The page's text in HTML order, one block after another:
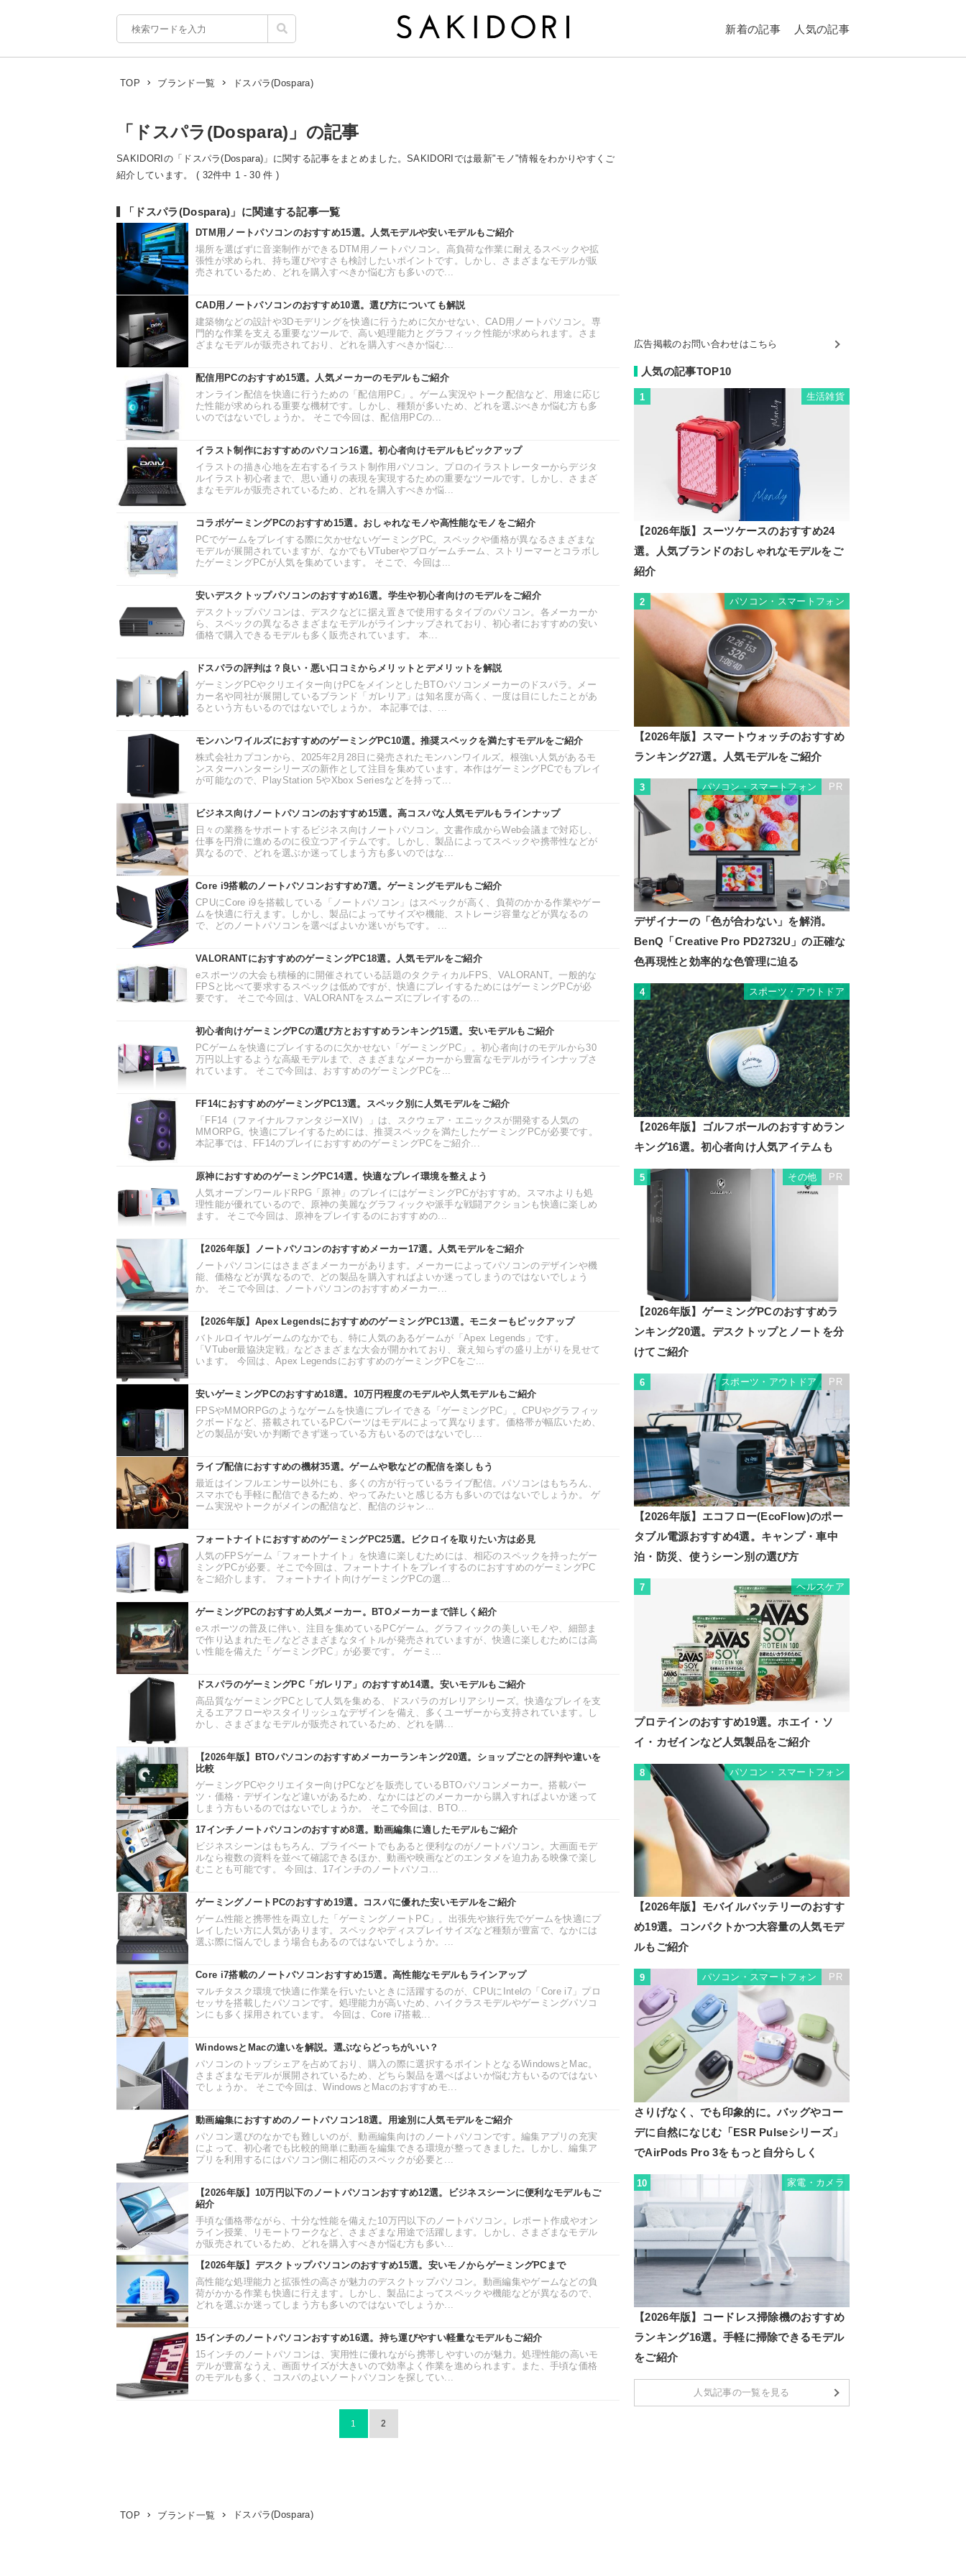
新着の記事 人気の記事
TOP ブランド一覧 ドスパラ(Dospara)
「ドスパラ(Dospara)」の記事
SAKIDORIの「ドスパラ(Dospara)」に関する記事をまとめました。SAKIDORIでは最新"モノ"情報をわかりやすくご
紹介しています。 ( 32件中 1 - 30 件 )
「ドスパラ(Dospara)」に関連する記事一覧
DTM用ノートパソコンのおすすめ15選。人気モデルや安いモデルもご紹介
場所を選ばずに音楽制作ができるDTM用ノートパソコン。高負荷な作業に耐えるスペックや拡
張性が求められ、持ち運びやすさも検討したいポイントです。しかし、さまざまなモデルが販
売されているため、どれを購入すべきか悩む方も多いので...
CAD用ノートパソコンのおすすめ10選。選び方についても解説
建築物などの設計や3Dモデリングを快適に行うために欠かせない、CAD用ノートパソコン。専
門的な作業を支える重要なツールで、高い処理能力とグラフィック性能が求められます。さま
ざまなモデルが販売されており、どれを購入すべきか悩む...
配信用PCのおすすめ15選。人気メーカーのモデルもご紹介
オンライン配信を快適に行うための「配信用PC」。ゲーム実況やトーク配信など、用途に応じ
た性能が求められる重要な機材です。しかし、種類が多いため、どれを選ぶべきか悩む方も多
いのではないでしょうか。 そこで今回は、配信用PCの...
イラスト制作におすすめのパソコン16選。初心者向けモデルもピックアップ
イラストの描き心地を左右するイラスト制作用パソコン。プロのイラストレーターからデジタ
ルイラスト初心者まで、思い通りの表現を実現するための重要なツールです。しかし、さまざ
まなモデルが販売されているため、どれを購入すべきか悩...
コラボゲーミングPCのおすすめ15選。おしゃれなモノや高性能なモノをご紹介
PCでゲームをプレイする際に欠かせないゲーミングPC。スペックや価格が異なるさまざまな
モデルが展開されていますが、なかでもVTuberやプロゲームチーム、ストリーマーとコラボし
たゲーミングPCが人気を集めています。 そこで、今回は...
安いデスクトップパソコンのおすすめ16選。学生や初心者向けのモデルをご紹介
デスクトップパソコンは、デスクなどに据え置きで使用するタイプのパソコン。各メーカーか
ら、スペックの異なるさまざまなモデルがラインナップされており、初心者におすすめの安い
価格で購入できるモデルも多く販売されています。 本...
ドスパラの評判は？良い・悪い口コミからメリットとデメリットを解説
ゲーミングPCやクリエイター向けPCをメインとしたBTOパソコンメーカーのドスパラ。メー
カー名や同社が展開しているブランド「ガレリア」は知名度が高く、一度は目にしたことがあ
るという方もいるのではないでしょうか。 本記事では、...
モンハンワイルズにおすすめのゲーミングPC10選。推奨スペックを満たすモデルをご紹介
株式会社カプコンから、2025年2月28日に発売されたモンハンワイルズ。根強い人気があるモ
ンスターハンターシリーズの新作として注目を集めています。本作はゲーミングPCでもプレイ
が可能なので、PlayStation 5やXbox Seriesなどを持って...
ビジネス向けノートパソコンのおすすめ15選。高コスパな人気モデルもラインナップ
日々の業務をサポートするビジネス向けノートパソコン。文書作成からWeb会議まで対応し、
仕事を円滑に進めるのに役立つアイテムです。しかし、製品によってスペックや携帯性などが
異なるので、どれを選ぶか迷ってしまう方も多いのではな...
Core i9搭載のノートパソコンおすすめ7選。ゲーミングモデルもご紹介
CPUにCore i9を搭載している「ノートパソコン」はスペックが高く、負荷のかかる作業やゲー
ムを快適に行えます。しかし、製品によってサイズや機能、ストレージ容量などが異なるの
で、どのノートパソコンを選べばよいか迷いがちです。 ...
VALORANTにおすすめのゲーミングPC18選。人気モデルをご紹介
eスポーツの大会も積極的に開催されている話題のタクティカルFPS、VALORANT。一般的な
FPSと比べて要求するスペックは低めですが、快適にプレイするためにはゲーミングPCが必
要です。 そこで今回は、VALORANTをスムーズにプレイするの...
初心者向けゲーミングPCの選び方とおすすめランキング15選。安いモデルもご紹介
PCゲームを快適にプレイするのに欠かせない「ゲーミングPC」。初心者向けのモデルから30
万円以上するような高級モデルまで、さまざまなメーカーから豊富なモデルがラインナップさ
れています。 そこで今回は、おすすめのゲーミングPCを...
FF14におすすめのゲーミングPC13選。スペック別に人気モデルをご紹介
「FF14（ファイナルファンタジーXIV）」は、スクウェア・エニックスが開発する人気の
MMORPG。快適にプレイするためには、推奨スペックを満たしたゲーミングPCが必要です。
本記事では、FF14のプレイにおすすめのゲーミングPCをご紹介...
原神におすすめのゲーミングPC14選。快適なプレイ環境を整えよう
人気オープンワールドRPG「原神」のプレイにはゲーミングPCがおすすめ。スマホよりも処
理性能が優れているので、原神の美麗なグラフィックや派手な戦闘アクションも快適に楽しめ
ます。 そこで今回は、原神をプレイするのにおすすめの...
【2026年版】ノートパソコンのおすすめメーカー17選。人気モデルをご紹介
ノートパソコンにはさまざまメーカーがあります。メーカーによってパソコンのデザインや機
能、価格などが異なるので、どの製品を購入すればよいか迷ってしまうのではないでしょう
か。 そこで今回は、ノートパソコンのおすすめメーカー...
【2026年版】Apex LegendsにおすすめのゲーミングPC13選。モニターもピックアップ
バトルロイヤルゲームのなかでも、特に人気のあるゲームが「Apex Legends」です。
「VTuber最協決定戦」などさまざまな大会が開かれており、衰え知らずの盛り上がりを見せて
います。 今回は、Apex LegendsにおすすめのゲーミングPCをご...
安いゲーミングPCのおすすめ18選。10万円程度のモデルや人気モデルもご紹介
FPSやMMORPGのようなゲームを快適にプレイできる「ゲーミングPC」。CPUやグラフィッ
クボードなど、搭載されているPCパーツはモデルによって異なります。価格帯が幅広いため、
どの製品が安いか判断できず迷っている方もいるのではないでし...
ライブ配信におすすめの機材35選。ゲームや歌などの配信を楽しもう
最近はインフルエンサー以外にも、多くの方が行っているライブ配信。パソコンはもちろん、
スマホでも手軽に配信できるため、やってみたいと感じる方も多いのではないでしょうか。 ゲ
ーム実況やトークがメインの配信など、配信のジャン...
フォートナイトにおすすめのゲーミングPC25選。ビクロイを取りたい方は必見
人気のFPSゲーム「フォートナイト」を快適に楽しむためには、相応のスペックを持ったゲー
ミングPCが必要。そこで今回は、フォートナイトをプレイするのにおすすめのゲーミングPC
をご紹介します。 フォートナイト向けゲーミングPCの選...
ゲーミングPCのおすすめ人気メーカー。BTOメーカーまで詳しく紹介
eスポーツの普及に伴い、注目を集めているPCゲーム。グラフィックの美しいモノや、細部ま
で作り込まれたモノなどさまざまなタイトルが発売されていますが、快適に楽しむためには高
い性能を備えた「ゲーミングPC」が必要です。 ゲーミ...
ドスパラのゲーミングPC「ガレリア」のおすすめ14選。安いモデルもご紹介
高品質なゲーミングPCとして人気を集める、ドスパラのガレリアシリーズ。快適なプレイを支
えるエアフローやスタイリッシュなデザインを備え、多くユーザーから支持されています。し
かし、さまざまなモデルが販売されているため、どれを購...
【2026年版】BTOパソコンのおすすめメーカーランキング20選。ショップごとの評判や違いを
比較
ゲーミングPCやクリエイター向けPCなどを販売しているBTOパソコンメーカー。搭載パー
ツ・価格・デザインなど違いがあるため、なかにはどのメーカーから購入すればよいか迷って
しまう方もいるのではないでしょうか。 そこで今回は、BTO...
17インチノートパソコンのおすすめ8選。動画編集に適したモデルもご紹介
ビジネスシーンはもちろん、プライベートでもあると便利なのがノートパソコン。大画面モデ
ルなら複数の資料を並べて確認できるほか、動画や映画などのエンタメを迫力ある映像で楽し
むことも可能です。 今回は、17インチのノートパソコ...
ゲーミングノートPCのおすすめ19選。コスパに優れた安いモデルをご紹介
ゲーム性能と携帯性を両立した「ゲーミングノートPC」。出張先や旅行先でゲームを快適にプ
レイしたい方に人気があります。スペックやディスプレイサイズなど種類が豊富で、なかには
選ぶ際に悩んでしまう場合もあるのではないでしょうか。...
Core i7搭載のノートパソコンおすすめ15選。高性能なモデルもラインアップ
マルチタスク環境で快適に作業を行いたいときに活躍するのが、CPUにIntelの「Core i7」プロ
セッサを搭載したパソコンです。処理能力が高いため、ハイクラスモデルやゲーミングパソコ
ンにも多く採用されています。 今回は、Core i7搭載...
WindowsとMacの違いを解説。選ぶならどっちがいい？
パソコンのトップシェアを占めており、購入の際に選択するポイントとなるWindowsとMac。
さまざまなモデルが展開されているため、どちら製品を選べばよいか悩む方もいるのではない
でしょうか。 そこで今回は、WindowsとMacのおすすめモ...
動画編集におすすめのノートパソコン18選。用途別に人気モデルをご紹介
パソコン選びのなかでも難しいのが、動画編集向けのノートパソコンです。編集アプリの充実
によって、初心者でも比較的簡単に動画を編集できる環境が整ってきました。しかし、編集ア
プリを利用するにはパソコン側に相応のスペックが必要と...
【2026年版】10万円以下のノートパソコンおすすめ12選。ビジネスシーンに便利なモデルもご
紹介
手頃な価格帯ながら、十分な性能を備えた10万円以下のノートパソコン。レポート作成やオン
ライン授業、リモートワークなど、さまざまな用途で活躍します。しかし、さまざまなモデル
が販売されているため、どれを購入すべきか悩む方も多い...
【2026年版】デスクトップパソコンのおすすめ15選。安いモノからゲーミングPCまで
高性能な処理能力と拡張性の高さが魅力のデスクトップパソコン。動画編集やゲームなどの負
荷がかかる作業も快適に行えます。しかし、製品によってスペックや機能などが異なるので、
どれを選ぶか迷ってしまう方も多いのではないでしょうか...
15インチのノートパソコンおすすめ16選。持ち運びやすい軽量なモデルもご紹介
15インチのノートパソコンは、実用性に優れながら携帯しやすいのが魅力。処理性能の高いモ
デルが豊富なうえ、画面サイズが大きいので効率よく作業を進められます。また、手頃な価格
のモデルも多く、コスパのよいノートパソコンを探してい...
1 2
TOP ブランド一覧 ドスパラ(Dospara)
広告掲載のお問い合わせはこちら
人気の記事TOP10
1 生活雑貨
【2026年版】スーツケースのおすすめ24
選。人気ブランドのおしゃれなモデルをご
紹介
2 パソコン・スマートフォン
【2026年版】スマートウォッチのおすすめ
ランキング27選。人気モデルをご紹介
3 パソコン・スマートフォン PR
デザイナーの「色が合わない」を解消。
BenQ「Creative Pro PD2732U」の正確な
色再現性と効率的な色管理に迫る
4 スポーツ・アウトドア
【2026年版】ゴルフボールのおすすめラン
キング16選。初心者向け人気アイテムも
5 その他 PR
【2026年版】ゲーミングPCのおすすめラ
ンキング20選。デスクトップとノートを分
けてご紹介
6 スポーツ・アウトドア PR
【2026年版】エコフロー(EcoFlow)のポー
タブル電源おすすめ4選。キャンプ・車中
泊・防災、使うシーン別の選び方
7 ヘルスケア
プロテインのおすすめ19選。ホエイ・ソ
イ・カゼインなど人気製品をご紹介
8 パソコン・スマートフォン
【2026年版】モバイルバッテリーのおすす
め19選。コンパクトかつ大容量の人気モデ
ルもご紹介
9 パソコン・スマートフォン PR
さりげなく、でも印象的に。バッグやコー
デに自然になじむ「ESR Pulseシリーズ」
でAirPods Pro 3をもっと自分らしく
10 家電・カメラ
【2026年版】コードレス掃除機のおすすめ
ランキング16選。手軽に掃除できるモデル
をご紹介
人気記事の一覧を見る